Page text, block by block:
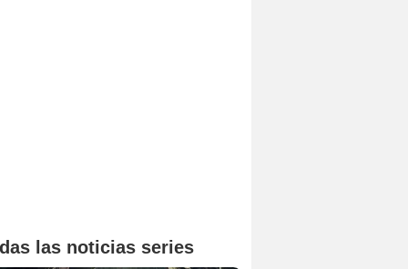
las noticias series